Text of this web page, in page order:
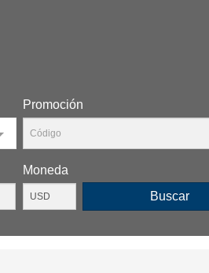
Promoción
Moneda
Buscar